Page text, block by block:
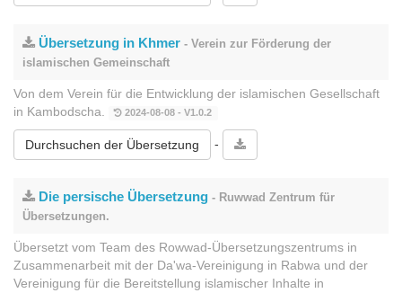
Übersetzung in Khmer - Verein zur Förderung der
islamischen Gemeinschaft
Von dem Verein für die Entwicklung der islamischen Gesellschaft
in Kambodscha.
2024-08-08 - V1.0.2
Durchsuchen der Übersetzung -
Die persische Übersetzung - Ruwwad Zentrum für
Übersetzungen.
Übersetzt vom Team des Rowwad-Übersetzungszentrums in
Zusammenarbeit mit der Da'wa-Vereinigung in Rabwa und der
Vereinigung für die Bereitstellung islamischer Inhalte in